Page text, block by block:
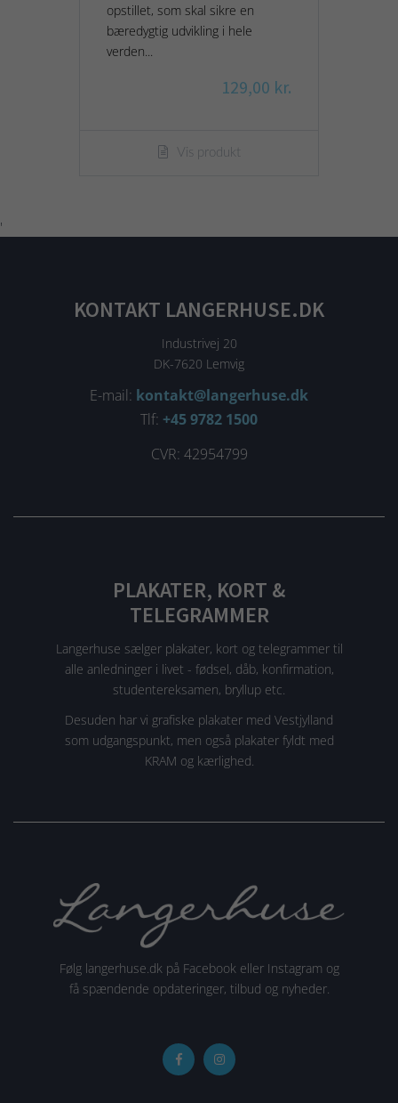
opstillet, som skal sikre en
bæredygtig udvikling i hele
verden...
129,00 kr.
Vis produkt
'
KONTAKT LANGERHUSE.DK
Industrivej 20
DK-7620 Lemvig
E-mail: kontakt@langerhuse.dk
Tlf: +45 9782 1500
CVR: 42954799
PLAKATER, KORT &
TELEGRAMMER
Langerhuse sælger plakater, kort og telegrammer til
alle anledninger i livet - fødsel, dåb, konfirmation,
studentereksamen, bryllup etc.
Desuden har vi grafiske plakater med Vestjylland
som udgangspunkt, men også plakater fyldt med
KRAM og kærlighed.
Følg langerhuse.dk på Facebook eller Instagram og
få spændende opdateringer, tilbud og nyheder.